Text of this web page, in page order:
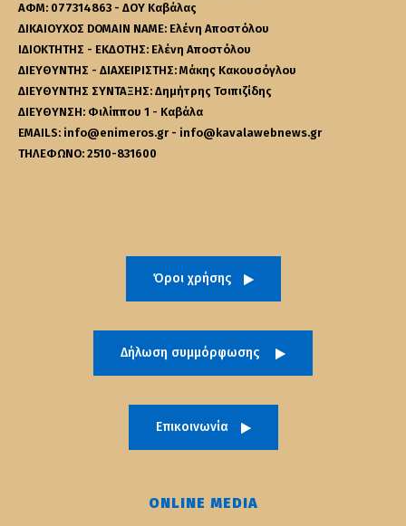
ΑΦΜ: 077314863 - ΔΟΥ Καβάλας
ΔΙΚΑΙΟΥΧΟΣ DOMAIN NAME: Ελένη Αποστόλου
ΙΔΙΟΚΤΗΤΗΣ - ΕΚΔΟΤΗΣ: Ελένη Αποστόλου
ΔΙΕΥΘΥΝΤΗΣ - ΔΙΑΧΕΙΡΙΣΤΗΣ: Μάκης Κακουσόγλου
ΔΙΕΥΘΥΝΤΗΣ ΣΥΝΤΑΞΗΣ: Δημήτρης Τσιπιζίδης
ΔΙΕΥΘΥΝΣΗ: Φιλίππου 1 - Καβάλα
EMAILS: info@enimeros.gr - info@kavalawebnews.gr
ΤΗΛΕΦΩΝΟ: 2510-831600
Όροι χρήσης
Δήλωση συμμόρφωσης
Επικοινωνία
ONLINE MEDIA